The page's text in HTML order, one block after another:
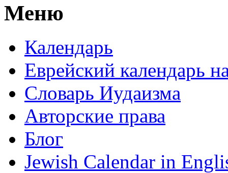
Меню
Календарь
Еврейский календарь
Словарь Иудаизма
Авторские права
Блог
Jewish Calendar in